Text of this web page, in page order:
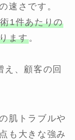
速さです。
1件あたりの
ます。
え、顧客の回
肌トラブルや
も大きな強み